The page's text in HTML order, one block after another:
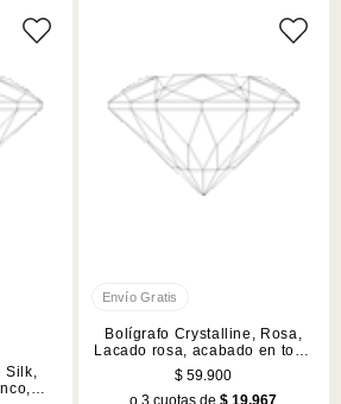
Silk,
Bolígrafo Crystalline, Rosa,
Lacado rosa, acabado en tono
cromado
$ 59.900
o 3 cuotas de$ 19.967